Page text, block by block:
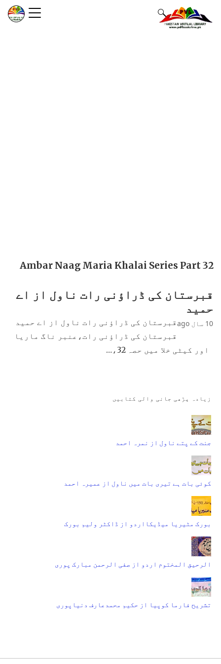
Ambar Naag Maria Khalai Series Part 32
قبرستان کی ڈراؤنی رات ناول از اے
حمید
10 سال ago
قبرستان کی ڈراؤنی رات ناول از اے حمید
قبرستان کی ڈراؤنی رات،عنبر ناگ ماریا
اور کیٹی خلا میں حصہ 32،…
زیادہ پڑھی جانی والی کتابیں
جنت کے پتے ناول از نمرہ احمد
کوئی بات ہے تیری بات میں ناول از عمیرہ احمد
بورک مٹیریا میڈیکااردو از ڈاکٹر ولیم بورک
الرحیق المختوم اردو از صفی الرحمن مبارک پوری
تشریح فارما کوپیا از حکیم محمدعارف دنیاپوری